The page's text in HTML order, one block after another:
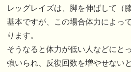
レッグレイズは、脚を伸ばして（
基本ですが、この場合体力によっ
ります。
そうなると体力が低い人などにと
強いられ、反復回数を増やせない